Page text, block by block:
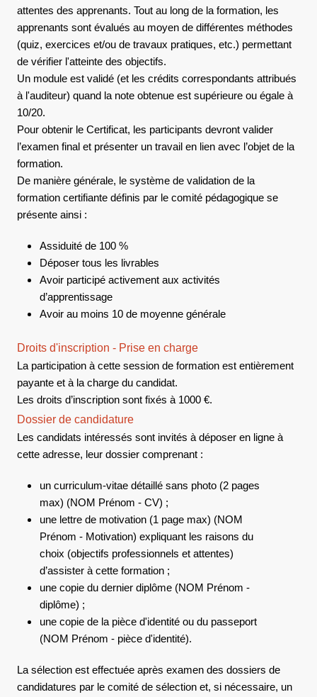
attentes des apprenants. Tout au long de la formation, les
apprenants sont évalués au moyen de différentes méthodes
(quiz, exercices et/ou de travaux pratiques, etc.) permettant
de vérifier l'atteinte des objectifs.
Un module est validé (et les crédits correspondants attribués
à l'auditeur) quand la note obtenue est supérieure ou égale à
10/20.
Pour obtenir le Certificat, les participants devront valider
l’examen final et présenter un travail en lien avec l’objet de la
formation.
De manière générale, le système de validation de la
formation certifiante définis par le comité pédagogique se
présente ainsi :
Assiduité de 100 %
Déposer tous les livrables
Avoir participé activement aux activités
d’apprentissage
Avoir au moins 10 de moyenne générale
Droits d'inscription - Prise en charge
La participation à cette session de formation est entièrement
payante et à la charge du candidat.
Les droits d’inscription sont fixés à 1000 €.
Dossier de candidature
Les candidats intéressés sont invités à déposer en ligne à
cette adresse, leur dossier comprenant :
un curriculum-vitae détaillé sans photo (2 pages
max) (NOM Prénom - CV) ;
une lettre de motivation (1 page max) (NOM
Prénom - Motivation) expliquant les raisons du
choix (objectifs professionnels et attentes)
d’assister à cette formation ;
une copie du dernier diplôme (NOM Prénom -
diplôme) ;
une copie de la pièce d'identité ou du passeport
(NOM Prénom - pièce d'identité).
La sélection est effectuée après examen des dossiers de
candidatures par le comité de sélection et, si nécessaire, un